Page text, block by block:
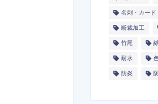
名刺・カード
断裁加工
竹尾
耐水
防炎